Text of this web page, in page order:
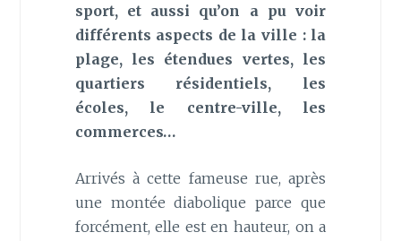
sport, et aussi qu’on a pu voir
différents aspects de la ville : la
plage, les étendues vertes, les
quartiers résidentiels, les
écoles, le centre-ville, les
commerces…
Arrivés à cette fameuse rue, après
une montée diabolique parce que
forcément, elle est en hauteur, on a